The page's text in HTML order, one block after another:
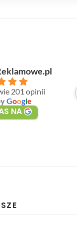
201 opinii
Google
NA